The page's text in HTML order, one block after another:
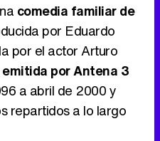
Tráiler de '33 días', la nueva serie de Atresplayer con Julián Villagrán y José Manuel Poga
comedia familiar de
por Eduardo
por el actor Arturo
emitida por Antena 3
a abril de 2000 y
repartidos a lo largo